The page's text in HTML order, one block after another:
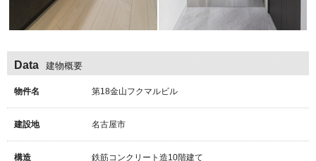
Data 建物概要
物件名 第18金山フクマルビル
建設地 名古屋市
構造 鉄筋コンクリート造10階建て